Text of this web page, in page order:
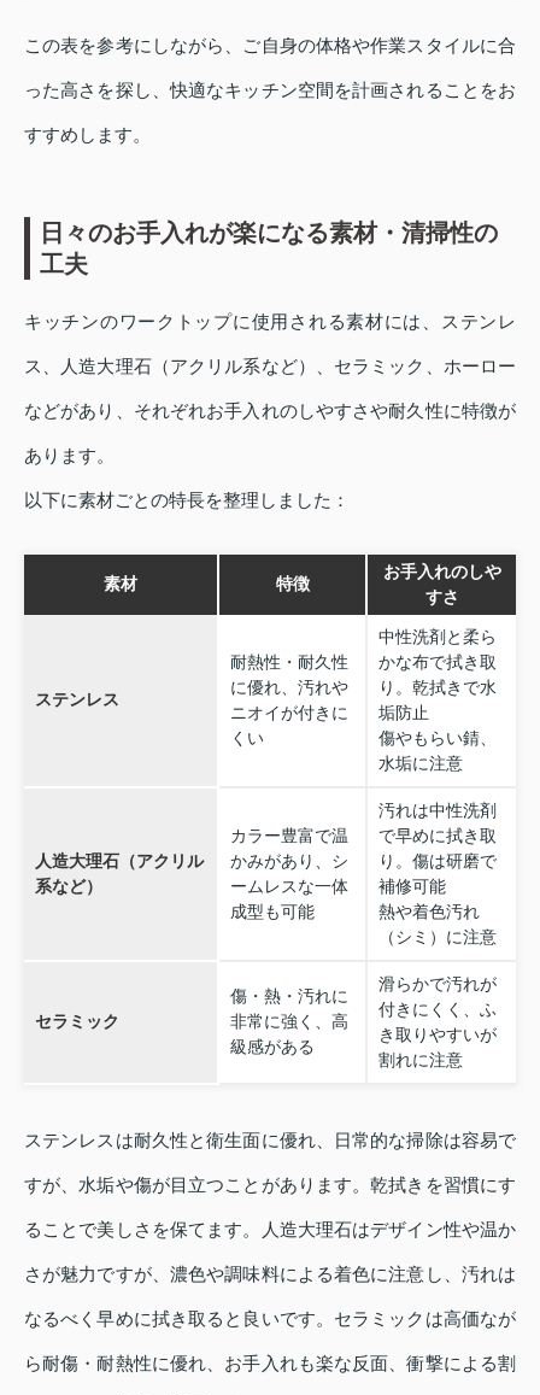
この表を参考にしながら、ご自身の体格や作業スタイルに合
った高さを探し、快適なキッチン空間を計画されることをお
すすめします。
日々のお手入れが楽になる素材・清掃性の
工夫
キッチンのワークトップに使用される素材には、ステンレ
ス、人造大理石（アクリル系など）、セラミック、ホーロー
などがあり、それぞれお手入れのしやすさや耐久性に特徴が
あります。
以下に素材ごとの特長を整理しました：
素材 特徴
お手入れのしや
すさ
ステンレス
耐熱性・耐久性
に優れ、汚れや
ニオイが付きに
くい
中性洗剤と柔ら
かな布で拭き取
り。乾拭きで水
垢防止
傷やもらい錆、
水垢に注意
人造大理石（アクリル
系など）
カラー豊富で温
かみがあり、シ
ームレスな一体
成型も可能
汚れは中性洗剤
で早めに拭き取
り。傷は研磨で
補修可能
熱や着色汚れ
（シミ）に注意
セラミック
傷・熱・汚れに
非常に強く、高
級感がある
滑らかで汚れが
付きにくく、ふ
き取りやすいが
割れに注意
ステンレスは耐久性と衛生面に優れ、日常的な掃除は容易で
すが、水垢や傷が目立つことがあります。乾拭きを習慣にす
ることで美しさを保てます。人造大理石はデザイン性や温か
さが魅力ですが、濃色や調味料による着色に注意し、汚れは
なるべく早めに拭き取ると良いです。セラミックは高価なが
ら耐傷・耐熱性に優れ、お手入れも楽な反面、衝撃による割